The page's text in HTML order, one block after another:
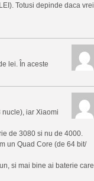
Totusi depinde daca vrei
lei. În aceste
nucle), iar Xiaomi
de 3080 si nu de 4000.
un Quad Core (de 64 bit/
si mai bine ai baterie care